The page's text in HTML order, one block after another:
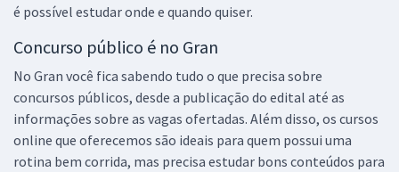
é possível estudar onde e quando quiser.
Concurso público é no Gran
No Gran você fica sabendo tudo o que precisa sobre
concursos públicos, desde a publicação do edital até as
informações sobre as vagas ofertadas. Além disso, os cursos
online que oferecemos são ideais para quem possui uma
rotina bem corrida, mas precisa estudar bons conteúdos para